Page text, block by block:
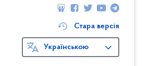
Стара версія
Українською